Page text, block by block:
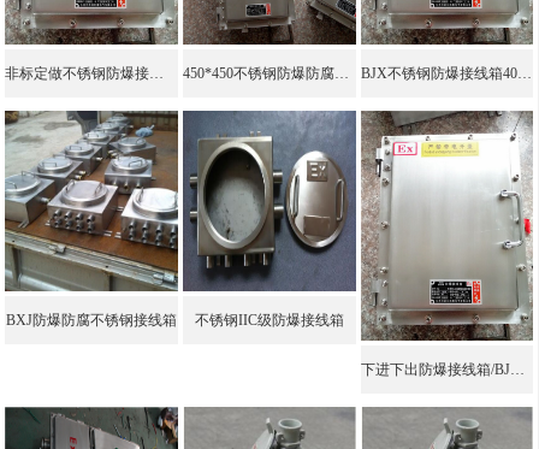
非标定做不锈钢防爆接线箱 450*450不锈钢防爆防腐接线箱BJX-G BJX不锈钢防爆接线箱400*500*200
BXJ防爆防腐不锈钢接线箱 不锈钢IIC级防爆接线箱
下进下出防爆接线箱/BJX不锈钢防爆接线箱